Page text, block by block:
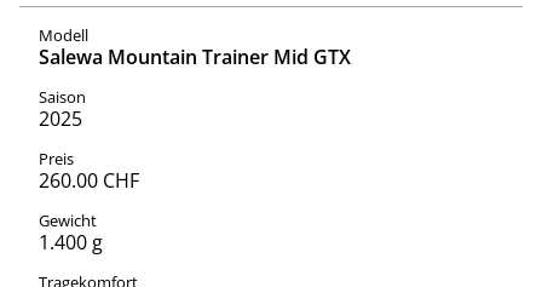
Salewa Mountain Trainer Mid GTX
2025
260.00 CHF
1.400 g